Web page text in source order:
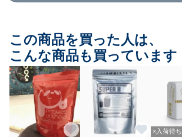
この商品を買った人は、
こんな商品も買っています
×入荷待ち